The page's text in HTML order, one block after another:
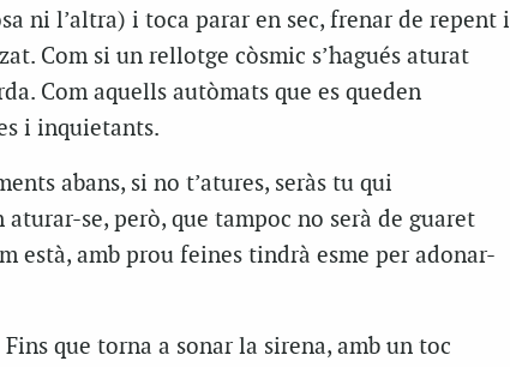
ni l’altra) i toca parar en sec, frenar de repent i
Com si un rellotge còsmic s’hagués aturat
Com aquells autòmats que es queden
i inquietants.
abans, si no t’atures, seràs tu qui
se, però, que tampoc no serà de guaret
està, amb prou feines tindrà esme per adonar-
Fins que torna a sonar la sirena, amb un toc